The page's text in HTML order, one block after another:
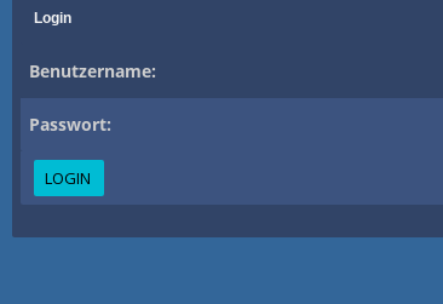
Login
Benutzername:
Passwort: